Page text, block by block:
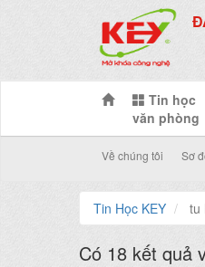
Tin học
văn phòng
Về chúng tôi Sơ
Tin Học KEY tu
Có 18 kết quả